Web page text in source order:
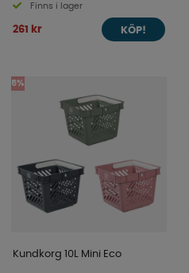
Finns i lager
261 kr KÖP!
5%
Kundkorg 10L Mini Eco